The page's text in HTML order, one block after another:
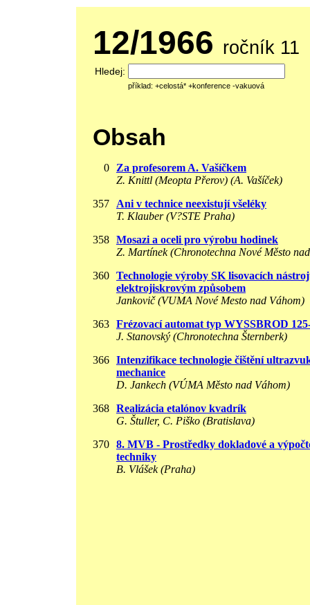
12/1966 ročník 11
Hledej:
příklad: +celostá* +konference -vakuová
Obsah
0
Za profesorem A. Vašíčkem
Z. Knittl (Meopta Přerov) (A. Vašíček)
357
Ani v technice neexistují všeléky
T. Klauber (V?STE Praha)
358 Mosazi a oceli pro výrobu hodinek
Z. Martínek (Chronotechna Nové Město
360 Technologie výroby SK lisovacích
elektrojiskrovým způsobem
Jankovič (VUMA Nové Mesto nad Váhom)
363 Frézovací automat typ WYSSBROD
J. Stanovský (Chronotechna Šternberk)
366 Intenzifikace technologie čištění
mechanice
D. Jankech (VÚMA Město nad Váhom)
368 Realizácia etalónov kvadrík
G. Štuller, C. Piško (Bratislava)
370 8. MVB - Prostředky dokladové a
techniky
B. Vlášek (Praha)